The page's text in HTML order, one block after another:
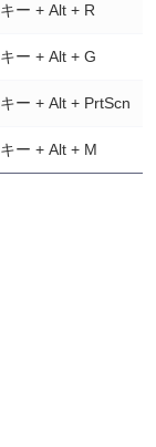
ー + Alt + R
ー + Alt + G
ー + Alt + PrtScn
ー + Alt + M